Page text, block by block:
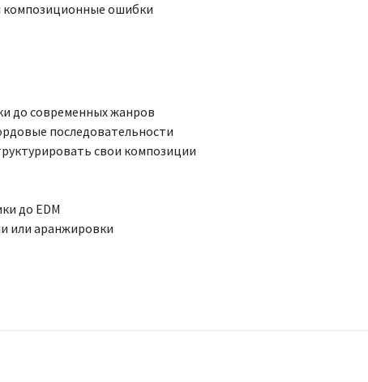
композиционные ошибки
до современных жанров
последовательности
свои композиции
до EDM
или аранжировки